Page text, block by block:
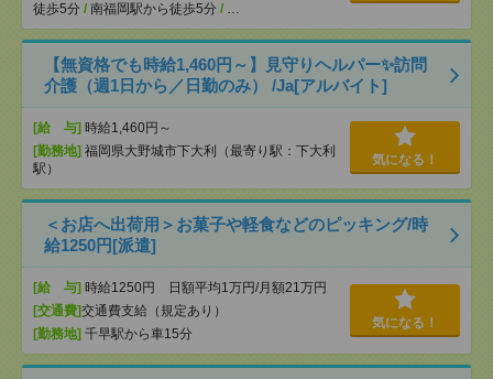
徒歩5分 / 南福岡駅から徒歩5分 / …
【無資格でも時給1,460円～】見守りヘルパー✨訪問
介護（週1日から／日勤のみ） /Ja[アルバイト]
[給 与] 時給1,460円～
[勤務地] 福岡県大野城市下大利（最寄り駅：下大利
駅）
気になる！
＜お店へ出荷用＞お菓子や軽食などのピッキング/時
給1250円[派遣]
[給 与] 時給1250円 日額平均1万円/月額21万円
[交通費]交通費支給（規定あり）
[勤務地] 千早駅から車15分
気になる！